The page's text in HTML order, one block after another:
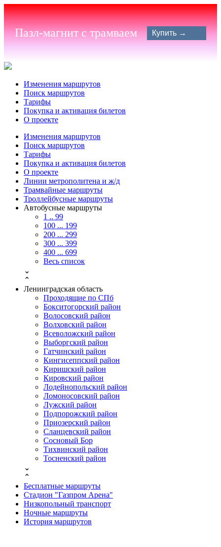
Пазл-магнит с трамваем Купить →
Изменения маршрутов
Поиск маршрутов
Тарифы
Покупка и активация билетов
О проекте
Изменения маршрутов
Поиск маршрутов
Тарифы
Покупка и активация билетов
О проекте
Линии метрополитена и ж/д
Трамвайные маршруты
Троллейбусные маршруты
Автобусные маршруты
1 .. 99
100 ... 199
200 ... 299
300 ... 399
400 ... 699
Весь список
⌄
⌃
Ленинградская область
Проходящие по СПб
Бокситогорский район
Волосовский район
Волховский район
Всеволожский район
Выборгский район
Гатчинский район
Кингисеппский район
Киришский район
Кировский район
Лодейнопольский район
Ломоносовский район
Лужский район
Подпорожский район
Приозерский район
Сланцевский район
Сосновый Бор
Тихвинский район
Тосненский район
⌄
⌃
Бесплатные маршруты
Стадион "Газпром Арена"
Низкопольный транспорт
Ночные маршруты
История маршрутов